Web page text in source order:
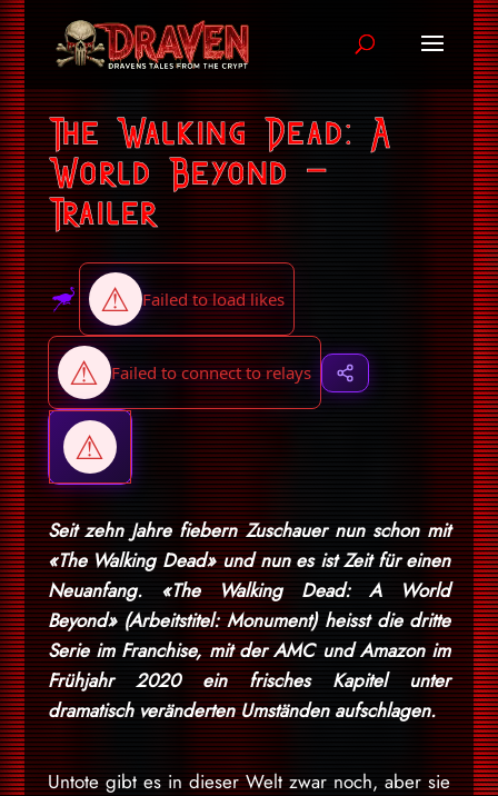
The Walking Dead: A
World Beyond –
Trailer
Seit zehn Jahre fiebern Zuschauer nun schon mit
«The Walking Dead» und nun es ist Zeit für einen
Neuanfang. «The Walking Dead: A World
Beyond» (Arbeitstitel: Monument) heisst die dritte
Serie im Franchise, mit der AMC und Amazon im
Frühjahr 2020 ein frisches Kapitel unter
dramatisch veränderten Umständen aufschlagen.
Untote gibt es in dieser Welt zwar noch, aber sie